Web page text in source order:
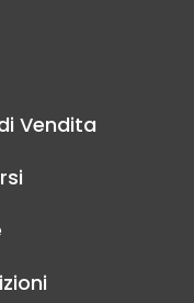
Vendita